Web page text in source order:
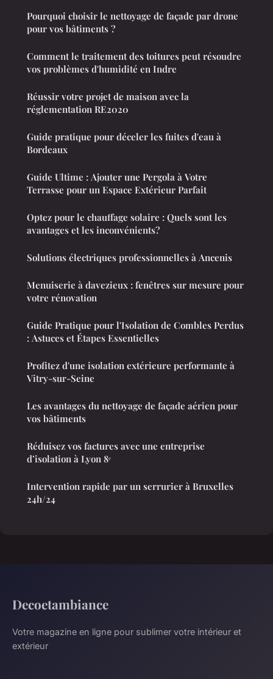
Pourquoi choisir le nettoyage de façade par drone
pour vos bâtiments ?
Comment le traitement des toitures peut résoudre
vos problèmes d'humidité en Indre
Réussir votre projet de maison avec la
réglementation RE2020
Guide pratique pour déceler les fuites d'eau à
Bordeaux
Guide Ultime : Ajouter une Pergola à Votre
Terrasse pour un Espace Extérieur Parfait
Optez pour le chauffage solaire : Quels sont les
avantages et les inconvénients?
Solutions électriques professionnelles à Ancenis
Menuiserie à davezieux : fenêtres sur mesure pour
votre rénovation
Guide Pratique pour l'Isolation de Combles Perdus
: Astuces et Étapes Essentielles
Profitez d'une isolation extérieure performante à
Vitry-sur-Seine
Les avantages du nettoyage de façade aérien pour
vos bâtiments
Réduisez vos factures avec une entreprise
d’isolation à Lyon 8ᵉ
Intervention rapide par un serrurier à Bruxelles
24h/24
Decoetambiance
Votre magazine en ligne pour sublimer votre intérieur et
extérieur